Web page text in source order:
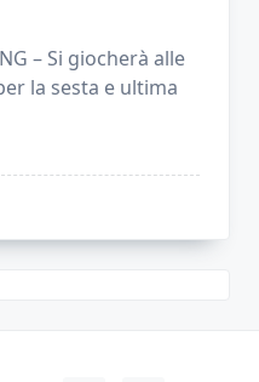
– Si giocherà alle
la sesta e ultima